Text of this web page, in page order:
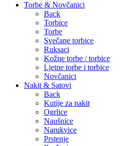
Torbe & Novčanici
Back
Torbice
Torbe
Svečane torbice
Ruksaci
Kožne torbe / torbice
Ljetne torbe i torbice
Novčanici
Nakit & Satovi
Back
Kutije za nakit
Ogrlice
Naušnice
Narukvice
Prstenje